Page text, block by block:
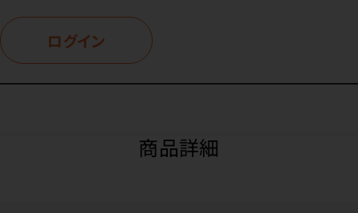
ログイン
商品詳細